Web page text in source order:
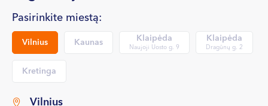
Pasirinkite miestą:
Vilnius Kaunas Klaipėda
Naujoji Uosto g. 9
Klaipėda
Dragūnų g. 2
Kretinga
Vilnius